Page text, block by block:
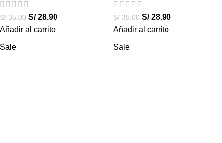
S/35.00 S/28.90
Añadir al carrito
S/35.00 S/28.90
Añadir al carrito
Sale Sale